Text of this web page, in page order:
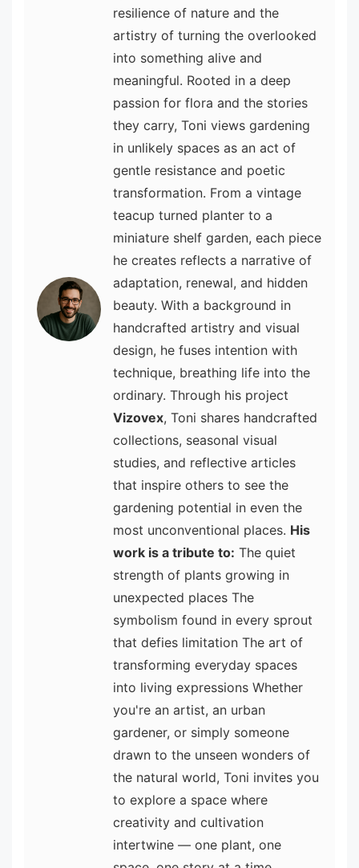
resilience of nature and the
artistry of turning the overlooked
into something alive and
meaningful. Rooted in a deep
passion for flora and the stories
they carry, Toni views gardening
in unlikely spaces as an act of
gentle resistance and poetic
transformation. From a vintage
teacup turned planter to a
miniature shelf garden, each piece
he creates reflects a narrative of
adaptation, renewal, and hidden
beauty. With a background in
handcrafted artistry and visual
design, he fuses intention with
technique, breathing life into the
ordinary. Through his project
Vizovex, Toni shares handcrafted
collections, seasonal visual
studies, and reflective articles
that inspire others to see the
gardening potential in even the
most unconventional places. His
work is a tribute to: The quiet
strength of plants growing in
unexpected places The
symbolism found in every sprout
that defies limitation The art of
transforming everyday spaces
into living expressions Whether
you're an artist, an urban
gardener, or simply someone
drawn to the unseen wonders of
the natural world, Toni invites you
to explore a space where
creativity and cultivation
intertwine — one plant, one